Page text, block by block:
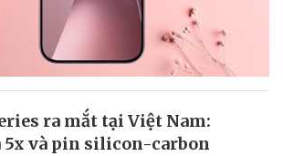
ra mắt tại Việt Nam:
5x và pin silicon-carbon